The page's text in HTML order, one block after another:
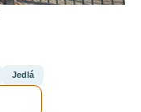
Jedlá